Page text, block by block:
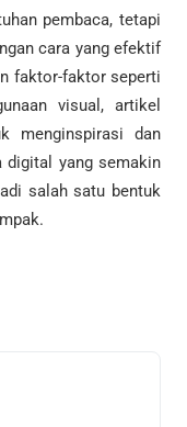
pembaca, tetapi
cara yang efektif
faktor-faktor seperti
visual, artikel
menginspirasi dan
digital yang semakin
salah satu bentuk